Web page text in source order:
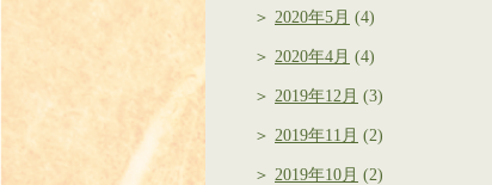
2020年5月 (4)
2020年4月 (4)
2019年12月 (3)
2019年11月 (2)
2019年10月 (2)